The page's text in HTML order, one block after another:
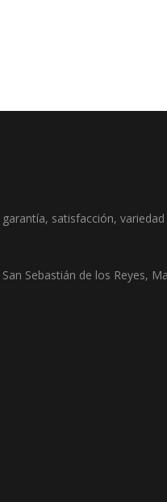
satisfacción, variedad
Sebastián de los Reyes,